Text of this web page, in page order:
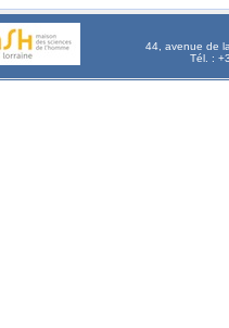
44, avenue de
Tél. :